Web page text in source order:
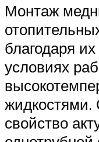
Монтаж
благодаря
условиях
жидкостями.
свойство